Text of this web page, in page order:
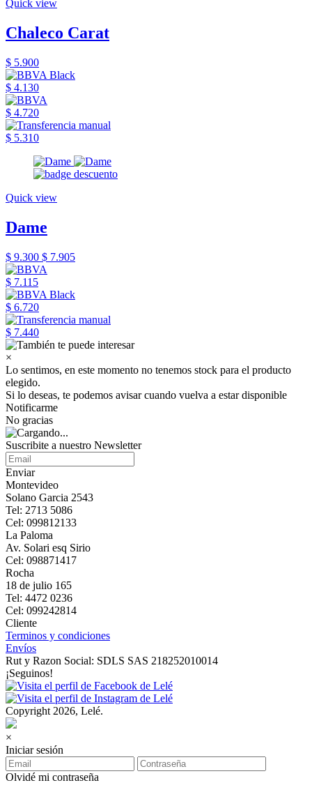
Quick view
Chaleco Carat
$ 5.900
$ 4.130
$ 4.720
$ 5.310
Quick view
Dame
$ 9.300 $ 7.905
$ 7.115
$ 6.720
$ 7.440
×
Lo sentimos, en este momento no tenemos stock para el producto
elegido.
Si lo deseas, te podemos avisar cuando vuelva a estar disponible
Notificarme
No gracias
Suscribite a nuestro Newsletter
Enviar
Montevideo
Solano Garcia 2543
Tel: 2713 5086
Cel: 099812133
La Paloma
Av. Solari esq Sirio
Cel: 098871417
Rocha
18 de julio 165
Tel: 4472 0236
Cel: 099242814
Cliente
Terminos y condiciones
Envíos
Rut y Razon Social: SDLS SAS 218252010014
¡Seguinos!
Copyright 2026, Lelé.
×
Iniciar sesión
Olvidé mi contraseña